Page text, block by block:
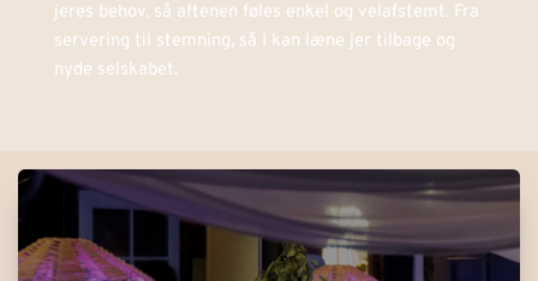
jeres behov, så aftenen føles enkel og velafstemt. Fra
servering til stemning, så I kan læne jer tilbage og
nyde selskabet.